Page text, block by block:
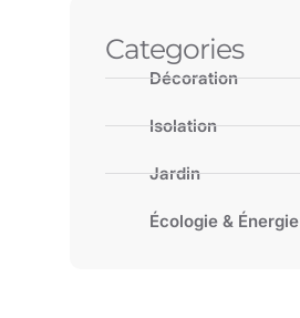
Categories
Décoration
Isolation
Jardin
Écologie & Énergie